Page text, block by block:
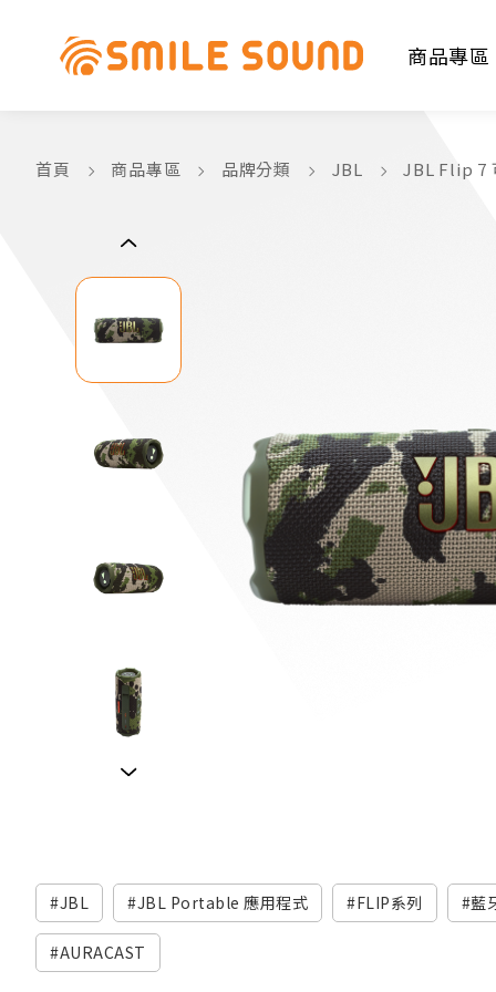
商品專區
首頁 商品專區 品牌分類 JBL JBL Flip 7
JBL JBL Portable 應用程式 FLIP系列 藍
AURACAST